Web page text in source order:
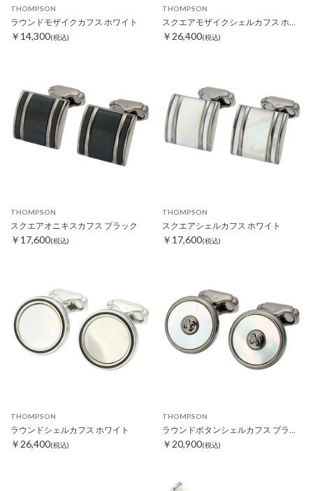
THOMPSON
ラウンドモザイクカフス ホワイト
￥14,300(税込)
THOMPSON
￥26,400(税込)
THOMPSON
スクエアオニキスカフス ブラック
￥17,600(税込)
THOMPSON
スクエアシェルカフス ホワイト
￥17,600(税込)
THOMPSON
ラウンドシェルカフス ホワイト
￥26,400(税込)
THOMPSON
￥20,900(税込)